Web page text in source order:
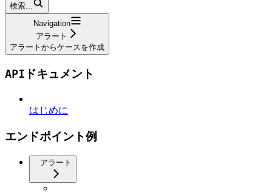
検索...
Navigation
アラート
アラートからケースを作成
APIドキュメント
はじめに
エンドポイント例
アラート